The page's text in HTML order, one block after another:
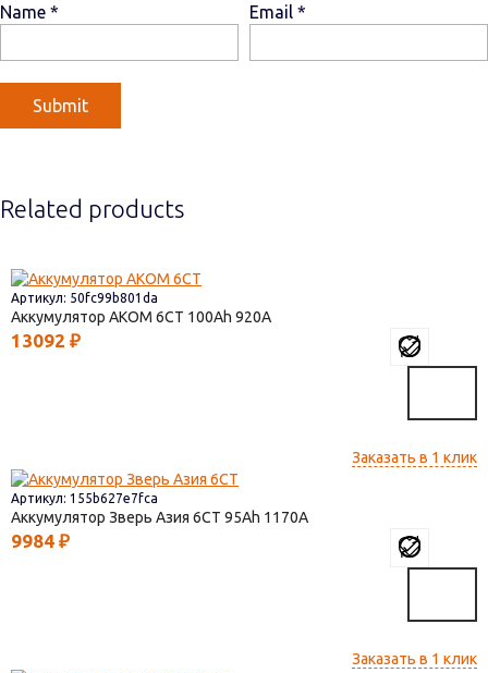
Name * Email *
Related products
Артикул: 50fc99b801da
Аккумулятор AKOM 6СТ 100 920
13092 ₽
Заказать в 1 клик
Артикул: 155b627e7fca
Аккумулятор Зверь Азия 6СТ 95 1170
9984 ₽
Заказать в 1 клик